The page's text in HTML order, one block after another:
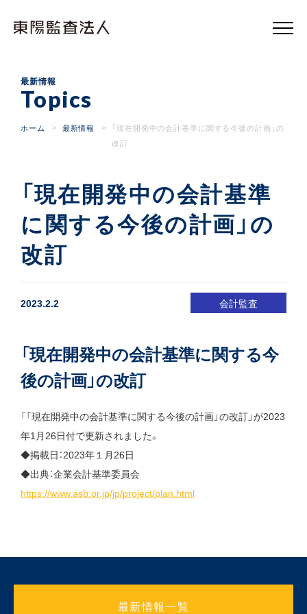
陽
最新情報
Topics
ホーム 最新情報
「現在開発中の会計基準に関する今後の計画」の
改訂
「現在開発中の会計基準
に関する今後の計画」の
改訂
2023.2.2 会計監査
「現在開発中の会計基準に関する今
後の計画」の改訂
「「現在開発中の会計基準に関する今後の計画」の改訂」が2023
年1月26日付で更新されました。
◆掲載日：2023年１月26日
◆出典：企業会計基準委員会
https://www.asb.or.jp/jp/project/plan.html
最新情報一覧